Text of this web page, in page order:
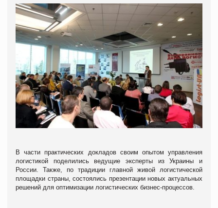
В части практических докладов своим опытом управления
логистикой поделились ведущие эксперты из Украины и
России. Также, по традиции главной живой логистической
площадки страны, состоялись презентации новых актуальных
решений для оптимизации логистических бизнес-процессов.